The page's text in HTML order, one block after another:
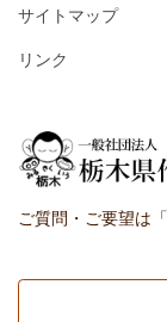
サイトマップ
リンク
ご質問・ご要望は